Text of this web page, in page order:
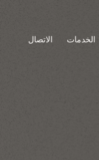
الخدمات الاتصال